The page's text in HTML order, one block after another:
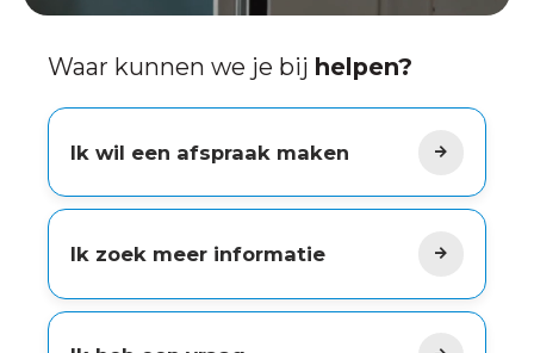
Waar kunnen we je bij helpen?
Ik wil een afspraak maken
Ik zoek meer informatie